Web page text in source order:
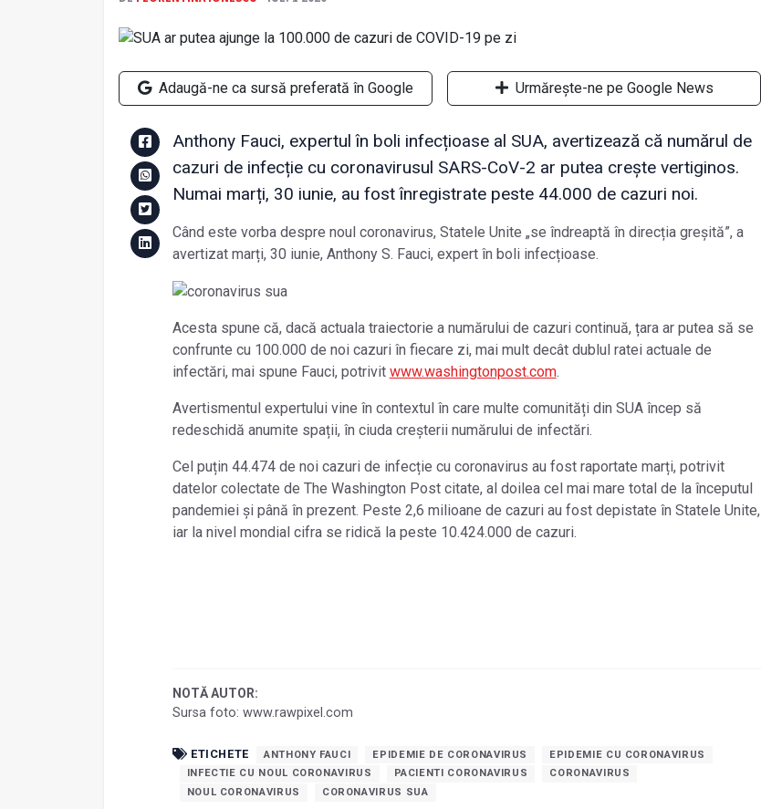
Adaugă-ne ca sursă preferată în Google Urmărește-ne pe Google News
Anthony Fauci, expertul în boli infecțioase al SUA, avertizează că numărul de
cazuri de infecție cu coronavirusul SARS-CoV-2 ar putea crește vertiginos.
Numai marți, 30 iunie, au fost înregistrate peste 44.000 de cazuri noi.
Când este vorba despre noul coronavirus, Statele Unite „se îndreaptă în direcția greșită”, a
avertizat marți, 30 iunie, Anthony S. Fauci, expert în boli infecțioase.
Acesta spune că, dacă actuala traiectorie a numărului de cazuri continuă, țara ar putea să se
confrunte cu 100.000 de noi cazuri în fiecare zi, mai mult decât dublul ratei actuale de
infectări, mai spune Fauci, potrivit www.washingtonpost.com.
Avertismentul expertului vine în contextul în care multe comunități din SUA încep să
redeschidă anumite spații, în ciuda creșterii numărului de infectări.
Cel puțin 44.474 de noi cazuri de infecție cu coronavirus au fost raportate marți, potrivit
datelor colectate de The Washington Post citate, al doilea cel mai mare total de la începutul
pandemiei și până în prezent. Peste 2,6 milioane de cazuri au fost depistate în Statele Unite,
iar la nivel mondial cifra se ridică la peste 10.424.000 de cazuri.
NOTĂ AUTOR:
Sursa foto: www.rawpixel.com
ETICHETE ANTHONY FAUCI EPIDEMIE DE CORONAVIRUS
EPIDEMIE CU CORONAVIRUS
INFECTIE CU NOUL CORONAVIRUS
PACIENTI CORONAVIRUS
CORONAVIRUS
NOUL CORONAVIRUS
CORONAVIRUS SUA